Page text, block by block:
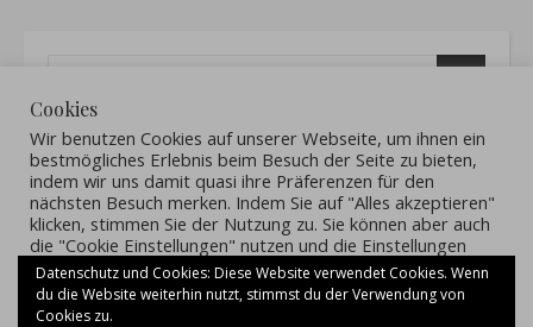
Cookies
Wir benutzen Cookies auf unserer Webseite, um ihnen ein
bestmögliches Erlebnis beim Besuch der Seite zu bieten,
indem wir uns damit quasi ihre Präferenzen für den
nächsten Besuch merken. Indem Sie auf "Alles akzeptieren"
klicken, stimmen Sie der Nutzung zu. Sie können aber auch
die "Cookie Einstellungen" nutzen und die Einstellungen
anpassen.
We use cookies on our website to give you the most
relevant experience by remembering your preferences and
Datenschutz und Cookies: Diese Website verwendet Cookies. Wenn
du die Website weiterhin nutzt, stimmst du der Verwendung von
Cookies zu.